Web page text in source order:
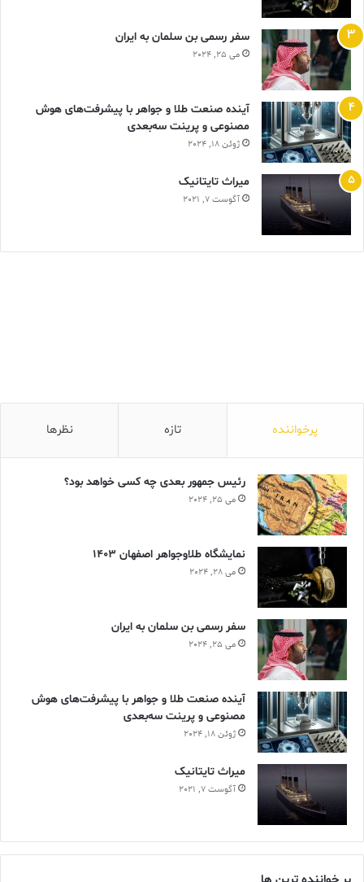
سفر رسمی بن سلمان به ایران
می 25, 2024
آینده صنعت طلا و جواهر با پیشرفت‌های هوش
مصنوعی و پرینت سه‌بعدی
ژوئن 18, 2024
ميراث تايتانيک
آگوست 7, 2021
پرخواننده تازه نظرها
رئیس جمهور بعدی چه کسی خواهد بود؟
می 25, 2024
نمایشگاه طلاوجواهر اصفهان 1403
می 28, 2024
سفر رسمی بن سلمان به ایران
می 25, 2024
آینده صنعت طلا و جواهر با پیشرفت‌های هوش
مصنوعی و پرینت سه‌بعدی
ژوئن 18, 2024
ميراث تايتانيک
آگوست 7, 2021